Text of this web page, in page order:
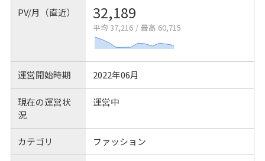
PV/月（直近） 32,189
平均 37,216 / 最高 60,715
運営開始時期 2022年06月
現在の運営状
況
運営中
カテゴリ ファッション